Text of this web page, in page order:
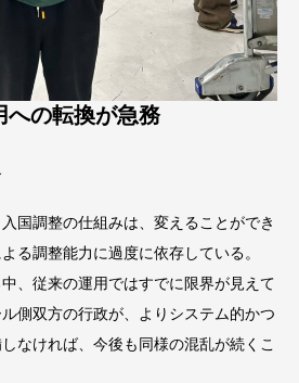
への転換が急務
国調整の仕組みは、変えることができ
る調整能力に過度に依存している。
、従来の運用ではすでに限界が見えて
側双方の行政が、よりシステム的かつ
なければ、今後も同様の混乱が続くこ